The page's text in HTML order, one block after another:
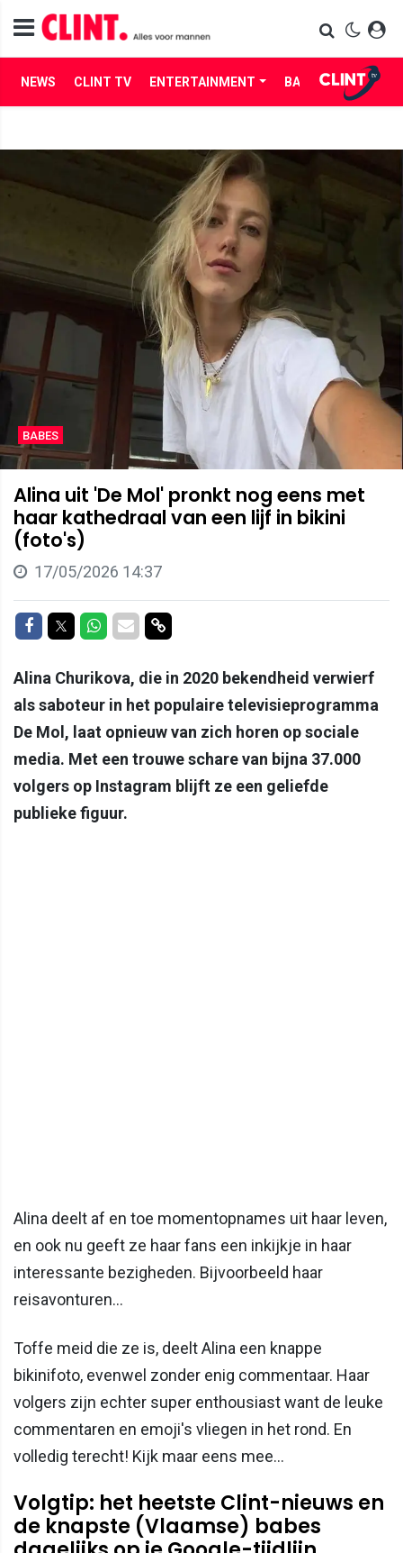
NEWS CLINT TV ENTERTAINMENT BABES LIFE
BABES
Alina uit 'De Mol' pronkt nog eens met
haar kathedraal van een lijf in bikini
(foto's)
17/05/2026 14:37
Delen op Facebook
Delen op Twitter
Delen op Whatsapp
Delen via Mail
Delen via link
Alina Churikova, die in 2020 bekendheid verwierf
als saboteur in het populaire televisieprogramma
De Mol, laat opnieuw van zich horen op sociale
media. Met een trouwe schare van bijna 37.000
volgers op Instagram blijft ze een geliefde
publieke figuur.
Alina deelt af en toe momentopnames uit haar leven,
en ook nu geeft ze haar fans een inkijkje in haar
interessante bezigheden. Bijvoorbeeld haar
reisavonturen...
Toffe meid die ze is, deelt Alina een knappe
bikinifoto, evenwel zonder enig commentaar. Haar
volgers zijn echter super enthousiast want de leuke
commentaren en emoji's vliegen in het rond. En
volledig terecht! Kijk maar eens mee...
Volgtip: het heetste Clint-nieuws en
de knapste (Vlaamse) babes